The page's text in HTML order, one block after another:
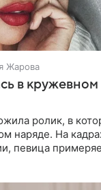
Жарова
в
ролик, в
наряде. На
певица